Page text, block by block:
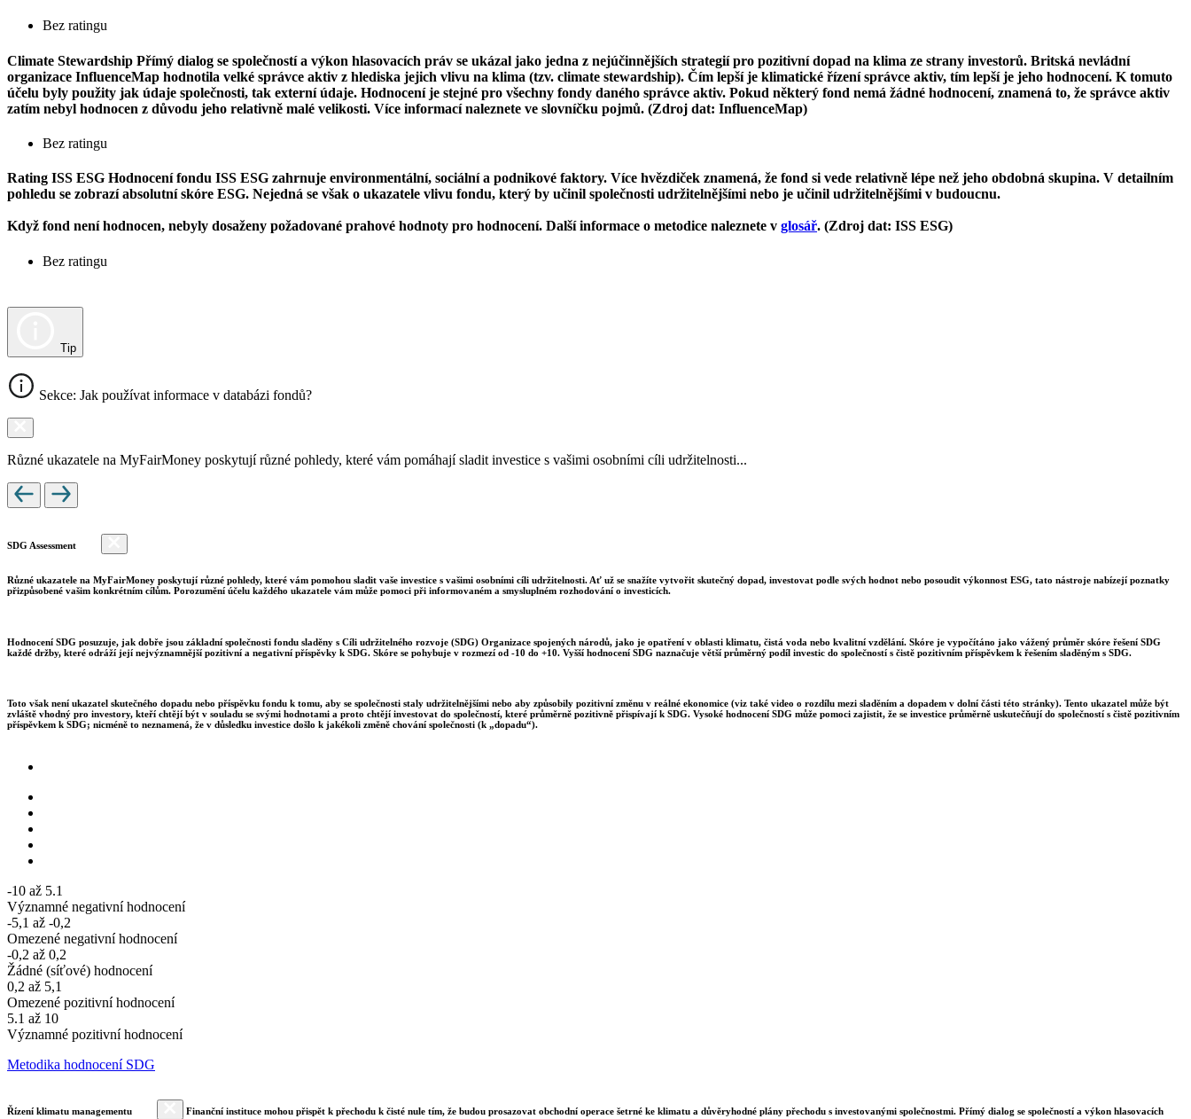
Bez ratingu
Climate Stewardship Přímý dialog se společností a výkon hlasovacích práv se ukázal jako jedna z nejúčinnějších strategií pro pozitivní dopad na klima ze strany investorů. Britská nevládní
organizace InfluenceMap hodnotila velké správce aktiv z hlediska jejich vlivu na klima (tzv. climate stewardship). Čím lepší je klimatické řízení správce aktiv, tím lepší je jeho hodnocení. K tomuto
účelu byly použity jak údaje společnosti, tak externí údaje. Hodnocení je stejné pro všechny fondy daného správce aktiv. Pokud některý fond nemá žádné hodnocení, znamená to, že správce aktiv
zatím nebyl hodnocen z důvodu jeho relativně malé velikosti. Více informací naleznete ve slovníčku pojmů. (Zdroj dat: InfluenceMap)
Bez ratingu
Rating ISS ESG Hodnocení fondu ISS ESG zahrnuje environmentální, sociální a podnikové faktory. Více hvězdiček znamená, že fond si vede relativně lépe než jeho obdobná skupina. V detailním
pohledu se zobrazí absolutní skóre ESG. Nejedná se však o ukazatele vlivu fondu, který by učinil společnosti udržitelnějšími nebo je učinil udržitelnějšími v budoucnu.
Když fond není hodnocen, nebyly dosaženy požadované prahové hodnoty pro hodnocení. Další informace o metodice naleznete v glosář. (Zdroj dat: ISS ESG)
Bez ratingu
Tip
Sekce: Jak používat informace v databázi fondů?
Různé ukazatele na MyFairMoney poskytují různé pohledy, které vám pomáhají sladit investice s vašimi osobními cíli udržitelnosti...
SDG Assessment
Různé ukazatele na MyFairMoney poskytují různé pohledy, které vám pomohou sladit vaše investice s vašimi osobními cíli udržitelnosti. Ať už se snažíte vytvořit skutečný dopad, investovat podle svých hodnot nebo posoudit výkonnost ESG, tato nástroje nabízejí poznatky
přizpůsobené vašim konkrétním cílům. Porozumění účelu každého ukazatele vám může pomoci při informovaném a smysluplném rozhodování o investicích.
Hodnocení SDG posuzuje, jak dobře jsou základní společnosti fondu sladěny s Cíli udržitelného rozvoje (SDG) Organizace spojených národů, jako je opatření v oblasti klimatu, čistá voda nebo kvalitní vzdělání. Skóre je vypočítáno jako vážený průměr skóre řešení SDG
každé držby, které odráží její nejvýznamnější pozitivní a negativní příspěvky k SDG. Skóre se pohybuje v rozmezí od -10 do +10. Vyšší hodnocení SDG naznačuje větší průměrný podíl investic do společností s čistě pozitivním příspěvkem k řešením sladěným s SDG.
Toto však není ukazatel skutečného dopadu nebo příspěvku fondu k tomu, aby se společnosti staly udržitelnějšími nebo aby způsobily pozitivní změnu v reálné ekonomice (viz také video o rozdílu mezi sladěním a dopadem v dolní části této stránky). Tento ukazatel může být
zvláště vhodný pro investory, kteří chtějí být v souladu se svými hodnotami a proto chtějí investovat do společností, které průměrně pozitivně přispívají k SDG. Vysoké hodnocení SDG může pomoci zajistit, že se investice průměrně uskutečňují do společností s čistě pozitivním
příspěvkem k SDG; nicméně to neznamená, že v důsledku investice došlo k jakékoli změně chování společnosti (k „dopadu“).
-10 až 5.1
Významné negativní hodnocení
-5,1 až -0,2
Omezené negativní hodnocení
-0,2 až 0,2
Žádné (síťové) hodnocení
0,2 až 5,1
Omezené pozitivní hodnocení
5.1 až 10
Významné pozitivní hodnocení
Metodika hodnocení SDG
Řízení klimatu managementu
Finanční instituce mohou přispět k přechodu k čisté nule tím, že budou prosazovat obchodní operace šetrné ke klimatu a důvěryhodné plány přechodu s investovanými společnostmi. Přímý dialog se společností a výkon hlasovacích